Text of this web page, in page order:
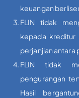
keuangan
FLIN tidak
kepada kreditur
perjanjian antara
FLIN tidak
pengurangan
Hasil